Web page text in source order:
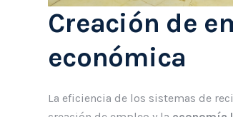
Creación de
económica
La eficiencia de los sistemas de